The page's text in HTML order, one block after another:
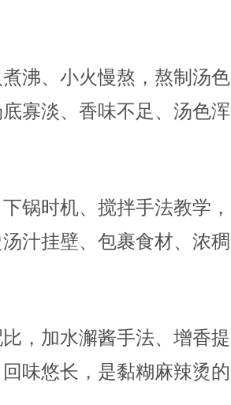
沸、小火慢熬，熬制汤色
寡淡、香味不足、汤色浑
锅时机、搅拌手法教学，
汁挂壁、包裹食材、浓稠
，加水澥酱手法、增香提
味悠长，是黏糊麻辣烫的